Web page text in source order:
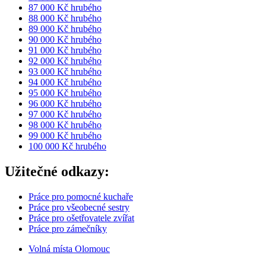
87 000 Kč hrubého
88 000 Kč hrubého
89 000 Kč hrubého
90 000 Kč hrubého
91 000 Kč hrubého
92 000 Kč hrubého
93 000 Kč hrubého
94 000 Kč hrubého
95 000 Kč hrubého
96 000 Kč hrubého
97 000 Kč hrubého
98 000 Kč hrubého
99 000 Kč hrubého
100 000 Kč hrubého
Užitečné odkazy:
Práce pro pomocné kuchaře
Práce pro všeobecné sestry
Práce pro ošetřovatele zvířat
Práce pro zámečníky
Volná místa Olomouc